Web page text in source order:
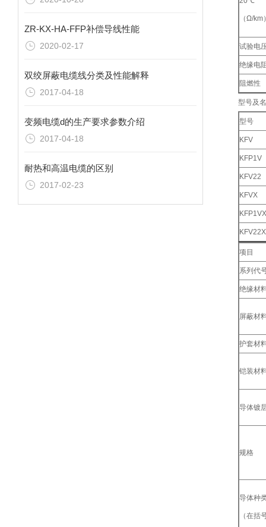
ZR-KX-HA-FFP补偿导线性能
2020-02-17
双绞屏蔽电缆线分类及性能解释
2017-04-18
变频电缆d的生产要求参数介绍
2017-04-18
耐热和高温电缆的区别
2017-02-23
（Ω/km
试验电
绝缘电
阻燃性
型号及
型号
KFV
KFP1V
KFV22
KFVX
KFP1VX
KFV22X
项目
系列代
绝缘材
屏蔽材
护套材
铠装材
导体镀
规格
导体种
（在括